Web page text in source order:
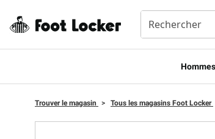
Hommes​
Trouver le magasin > Tous les magasins Foot Locker